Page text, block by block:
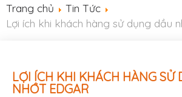
Trang chủ
Tin Tức
Lợi ích khi khách hàng sử dụng dầu
LỢI ÍCH KHI KHÁCH HÀNG SỬ
NHỚT EDGAR